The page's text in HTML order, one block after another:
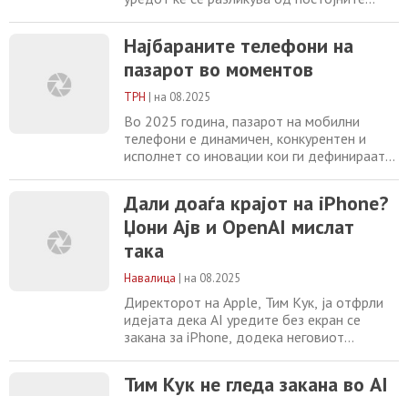
идеја од конкуренцијата кога станува збор
за преклопни телефони, имено
претстојниот iPhone со флексибилен
екран. Најновите протечени информации,
кои ни ги донесе прилично
Најбараните телефони на
пазарот во моментов
ТРН | на 08.2025
Во 2025 година, пазарот на мобилни
телефони е динамичен, конкурентен и
исполнет со иновации кои ги дефинираат
уреди кои нудат моќни перформанси,
напредни камери, елегантен дизајн и
достапна цена, а производителите се
натпреваруваат да ги задоволат овие
очекувања. На врвот на листата
Дали доаѓа крајот на iPhone?
Џони Ајв и OpenAI мислат
така
Навалица | на 08.2025
Директорот на Apple, Тим Кук, ја отфрли
идејата дека AI уредите без екран се
закана за iPhone, додека неговиот
производ. Во технолошкиот свет се
Тим Кук не гледа закана во AI